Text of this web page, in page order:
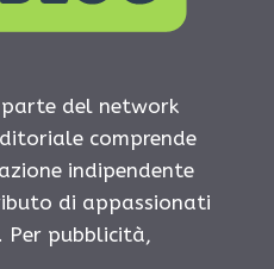
del network
comprende
indipendente
di appassionati
Per pubblicità,